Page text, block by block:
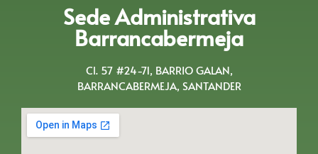
Sede Administrativa
Barrancabermeja
Cl. 57 #24-71, BARRIO GALAN,
BARRANCABERMEJA, SANTANDER